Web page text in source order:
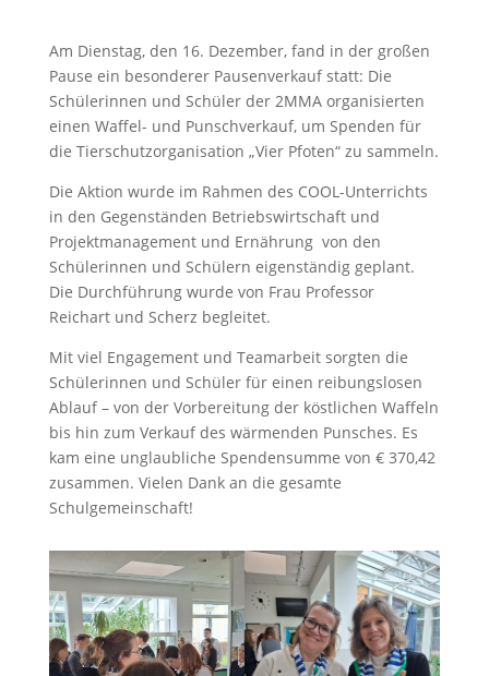
Am Dienstag, den 16. Dezember, fand in der großen
Pause ein besonderer Pausenverkauf statt: Die
Schülerinnen und Schüler der 2MMA organisierten
einen Waffel- und Punschverkauf, um Spenden für
die Tierschutzorganisation „Vier Pfoten“ zu sammeln.
Die Aktion wurde im Rahmen des COOL-Unterrichts
in den Gegenständen Betriebswirtschaft und
Projektmanagement und Ernährung von den
Schülerinnen und Schülern eigenständig geplant.
Die Durchführung wurde von Frau Professor
Reichart und Scherz begleitet.
Mit viel Engagement und Teamarbeit sorgten die
Schülerinnen und Schüler für einen reibungslosen
Ablauf – von der Vorbereitung der köstlichen Waffeln
bis hin zum Verkauf des wärmenden Punsches. Es
kam eine unglaubliche Spendensumme von € 370,42
zusammen. Vielen Dank an die gesamte
Schulgemeinschaft!